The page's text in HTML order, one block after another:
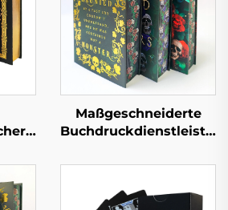
Maßgeschneiderte
Hardcover-Buchdruck
Romanbuch mit